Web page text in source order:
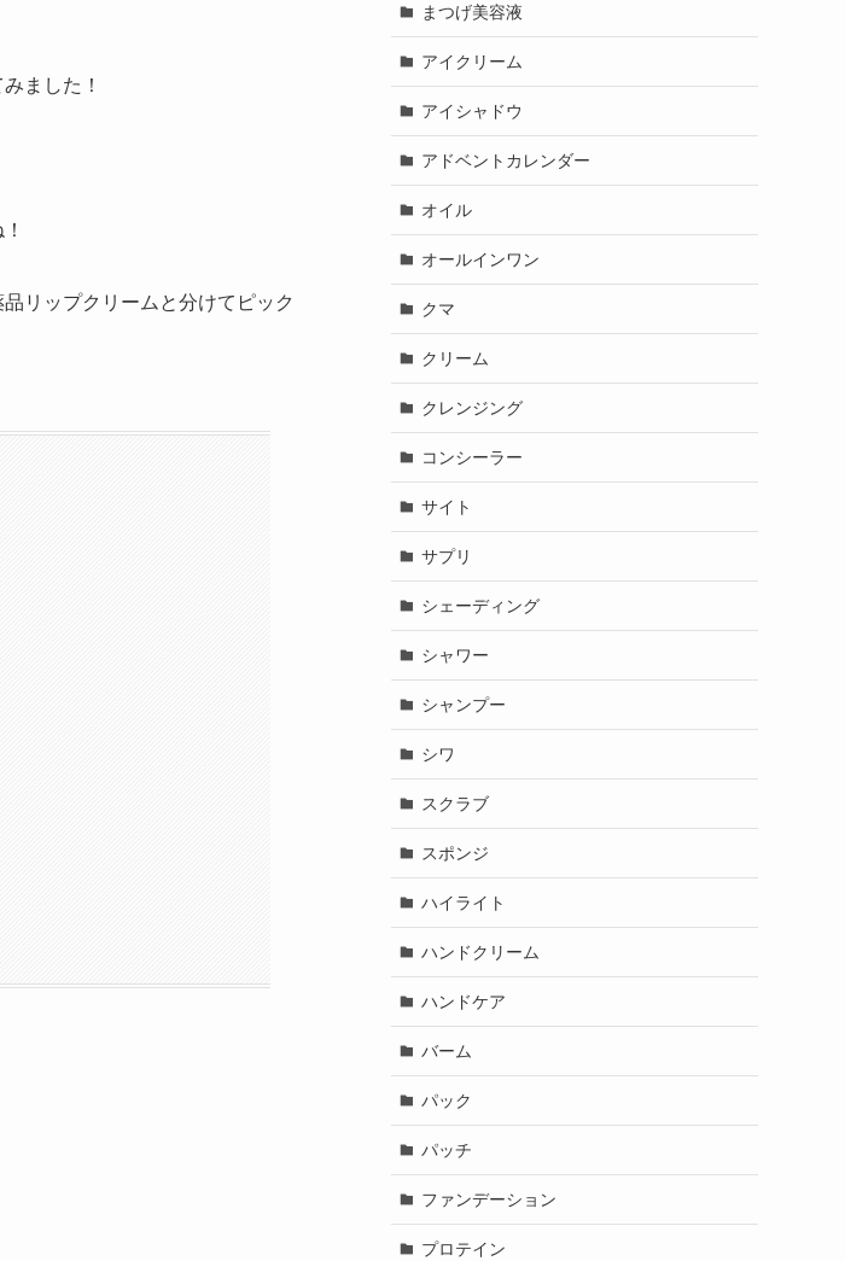
ました！
リップクリームと分けてピック
まつげ美容液
アイクリーム
アイシャドウ
アドベントカレンダー
オイル
オールインワン
クマ
クリーム
クレンジング
コンシーラー
サイト
サプリ
シェーディング
シャワー
シャンプー
シワ
スクラブ
スポンジ
ハイライト
ハンドクリーム
ハンドケア
バーム
パック
パッチ
ファンデーション
プロテイン